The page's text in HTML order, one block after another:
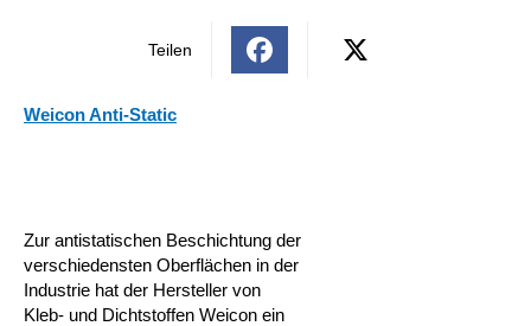
Teilen
Weicon Anti-Static
Zur antistatischen Beschichtung der
verschiedensten Oberflächen in der
Industrie hat der Hersteller von
Kleb- und Dichtstoffen Weicon ein